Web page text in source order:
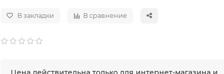
В закладки В сравнение